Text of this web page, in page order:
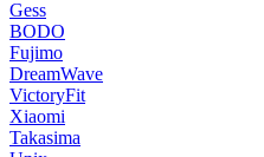
Gess
BODO
Fujimo
DreamWave
VictoryFit
Xiaomi
Takasima